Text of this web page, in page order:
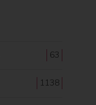
63
1138